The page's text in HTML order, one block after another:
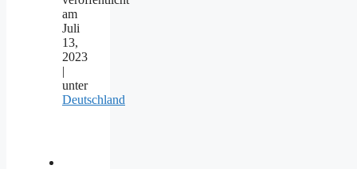
am
Juli
13,
2023
|
unter
Deutschland